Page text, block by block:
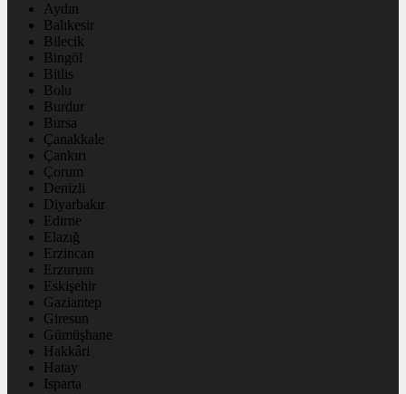
Aydın
Balıkesir
Bilecik
Bingöl
Bitlis
Bolu
Burdur
Bursa
Çanakkale
Çankırı
Çorum
Denizli
Diyarbakır
Edirne
Elazığ
Erzincan
Erzurum
Eskişehir
Gaziantep
Giresun
Gümüşhane
Hakkâri
Hatay
Isparta